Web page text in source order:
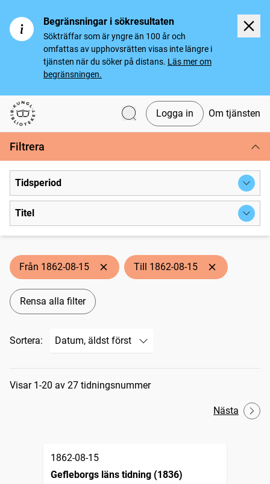
Begränsningar i sökresultaten
Sökträffar som är yngre än 100 år och
omfattas av upphovsrätten visas inte längre i
tjänsten när du söker på distans. Läs mer om
begränsningen.
Svenska tidningar
Logga in Om tjänsten
Filtrera
Tidsperiod
Titel
Från 1862-08-15 Till 1862-08-15
Rensa alla filter
Sortera:
Sökresultat
Visar 1-20 av 27 tidningsnummer
Nästa
1862-08-15
Gefleborgs läns tidning (1836)